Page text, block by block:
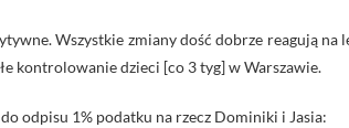
Wszystkie zmiany dość dobrze reagują
kontrolowanie dzieci [co 3 tyg] w Warszawie.
odpisu 1% podatku na rzecz Dominiki i Jasia: